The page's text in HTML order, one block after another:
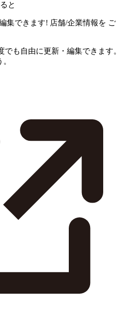
と
集できます! 店舗/企業情報を ご
も自由に更新・編集できます。